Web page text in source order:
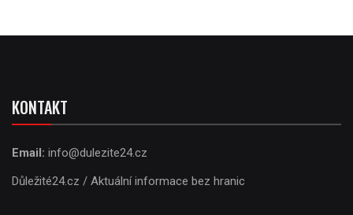
KONTAKT
Email: info@dulezite24.cz
Důležité24.cz / Aktuální informace bez hranic